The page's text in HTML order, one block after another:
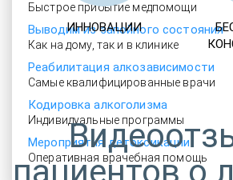
Быстрое прибытие медпомощи
Выводим из запойного состояния
Как на дому, так и в клинике
Реабилитация алкозависимости
Самые квалифицированные врачи
Кодировка алкоголизма
Индивидуальные программы
Мероприятия детоксикации
Оперативная врачебная помощь
ИННОВАЦИИ
пациентов о